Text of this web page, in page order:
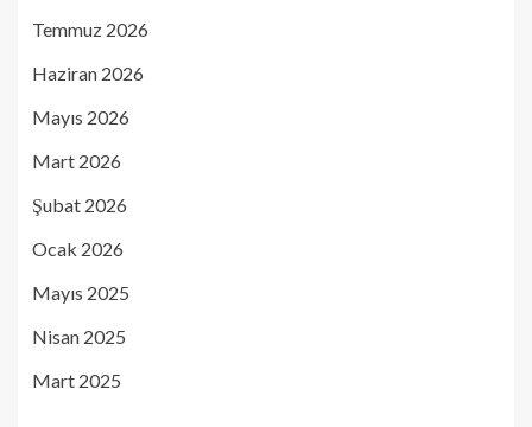
Temmuz 2026
Haziran 2026
Mayıs 2026
Mart 2026
Şubat 2026
Ocak 2026
Mayıs 2025
Nisan 2025
Mart 2025